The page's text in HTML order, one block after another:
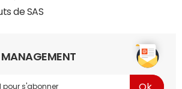
de SAS
MANAGEMENT